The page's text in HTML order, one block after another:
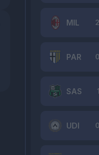
MIL 2
PAR 0
SAS 1
UDI 0